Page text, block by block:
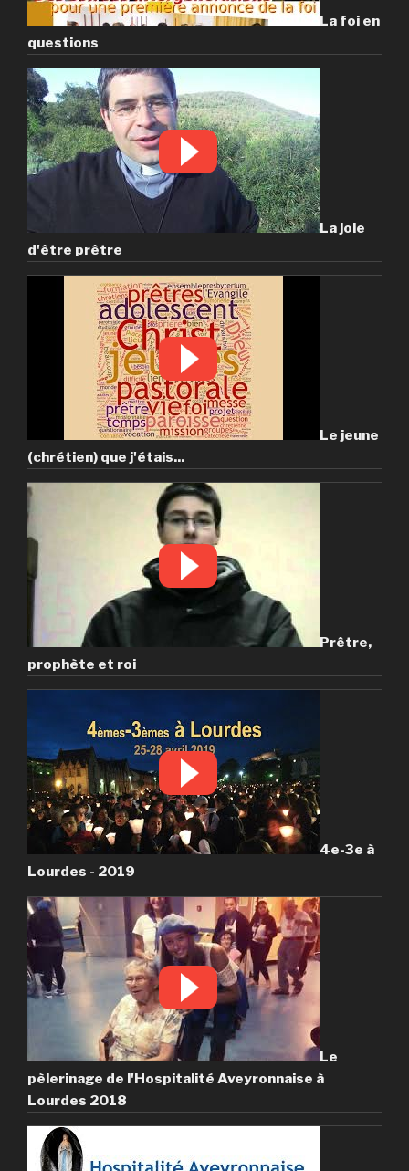
La foi en
questions
La joie
d'être prêtre
Le jeune
(chrétien) que j'étais...
Prêtre,
prophète et roi
4e-3e à
Lourdes - 2019
Le
pèlerinage de l'Hospitalité Aveyronnaise à
Lourdes 2018